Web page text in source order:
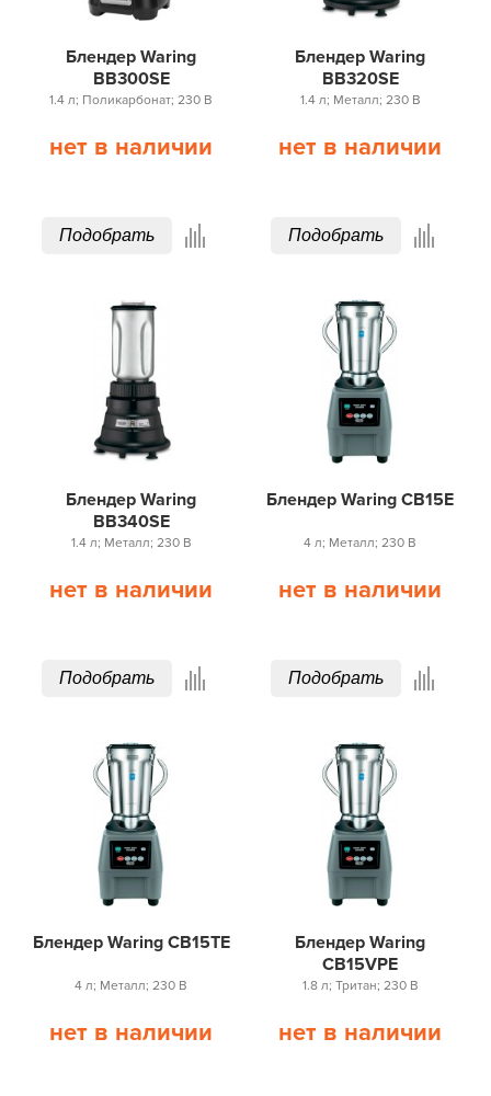
Блендер Waring
BB300SE
1.4 л; Поликарбонат; 230 В
нет в наличии
Подобрать
Блендер Waring
BB320SE
1.4 л; Металл; 230 В
нет в наличии
Подобрать
Блендер Waring
BB340SE
1.4 л; Металл; 230 В
нет в наличии
Подобрать
Блендер Waring CB15E
4 л; Металл; 230 В
нет в наличии
Подобрать
Блендер Waring CB15TE
4 л; Металл; 230 В
нет в наличии
Блендер Waring
CB15VPE
1.8 л; Тритан; 230 В
нет в наличии